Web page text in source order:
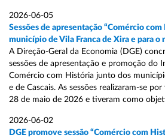
2026-06-05
Sessões de apresentação “Comércio com
município de Vila Franca de Xira e para o
A Direção-Geral da Economia (DGE)
sessões de apresentação e promoção do
Comércio com História junto dos
e de Cascais. As sessões realizaram-se
28 de maio de 2026 e tiveram como
2026-06-02
DGE promove sessão “Comércio com